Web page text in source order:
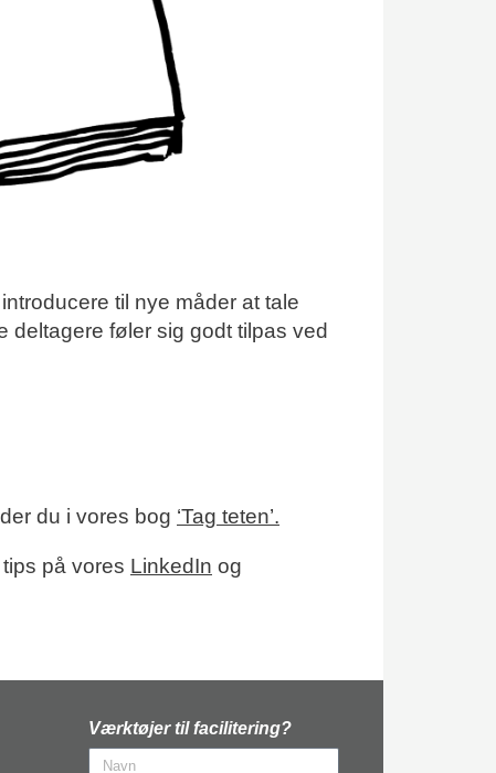
til nye måder at tale
føler sig godt tilpas ved
du i vores bog ‘Tag teten’.
på vores LinkedIn og
Værktøjer til facilitering?